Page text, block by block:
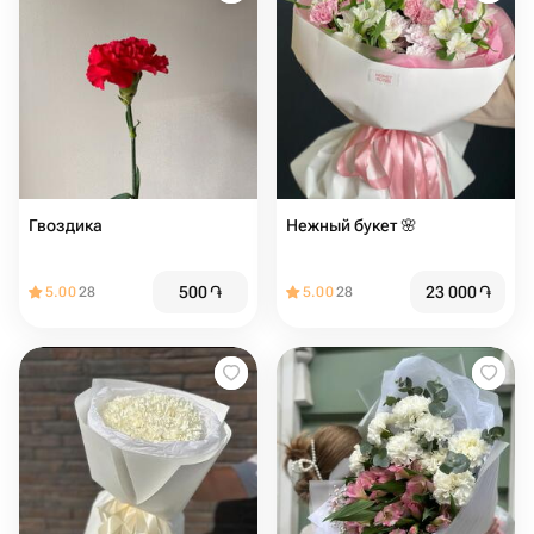
Гвоздика
5.0028 500֏
Нежный букет 🌸
5.0028 23 000֏